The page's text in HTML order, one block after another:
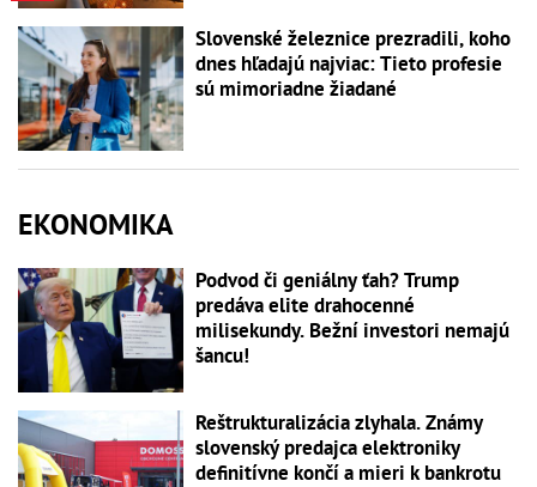
Slovenské železnice prezradili, koho
dnes hľadajú najviac: Tieto profesie
sú mimoriadne žiadané
EKONOMIKA
Podvod či geniálny ťah? Trump
predáva elite drahocenné
milisekundy. Bežní investori nemajú
šancu!
Reštrukturalizácia zlyhala. Známy
slovenský predajca elektroniky
definitívne končí a mieri k bankrotu